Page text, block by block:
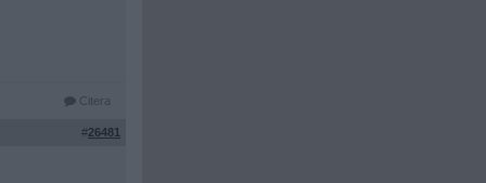
Citera
#26481